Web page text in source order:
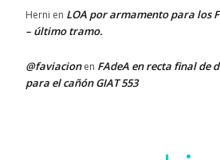
Herni en LOA por armamento para los
– último tramo.
@faviacionen FAdeA en recta final de
para el cañón GIAT 553